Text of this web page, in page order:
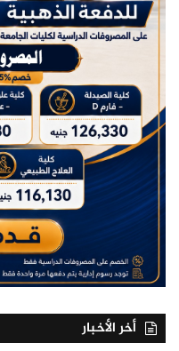
أخر الأخبار